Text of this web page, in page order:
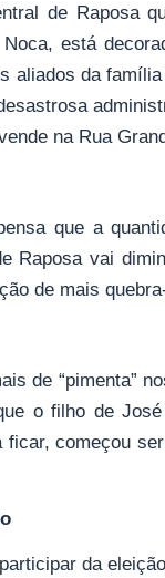
de Raposa
está
aliados da
na Rua
que a
Raposa vai
de mais
de “pimenta”
o filho de
começou
da